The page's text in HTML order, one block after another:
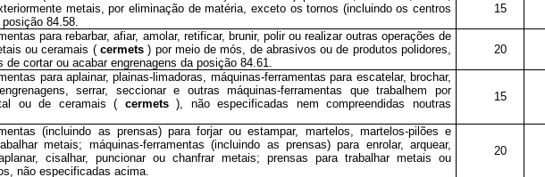
metais, por eliminação de matéria, exceto os tornos (incluindo os centros
84.58.
15
para rebarbar, afiar, amolar, retificar, brunir, polir ou realizar outras operações de
ou ceramais ( cermets) por meio de mós, de abrasivos ou de produtos polidores,
de cortar ou acabar engrenagens da posição 84.61.
20
para aplainar, plainas-limadoras, máquinas-ferramentas para escatelar, brochar,
serrar, seccionar e outras máquinas-ferramentas que trabalhem por
ou de ceramais ( cermets), não especificadas nem compreendidas noutras
15
(incluindo as prensas) para forjar ou estampar, martelos, martelos-pilões e
metais; máquinas-ferramentas (incluindo as prensas) para enrolar, arquear,
cisalhar, puncionar ou chanfrar metais; prensas para trabalhar metais ou
não especificadas acima.
20